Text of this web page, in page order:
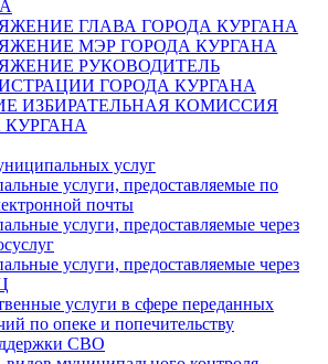
ГЛАВА ГОРОДА КУРГАНА
МЭР ГОРОДА КУРГАНА
РУКОВОДИТЕЛЬ
ГОРОДА КУРГАНА
ИЗБИРАТЕЛЬНАЯ КОМИССИЯ
КУРГАНА
услуг
услуги, предоставляемые по
почты
услуги, предоставляемые через
услуги, предоставляемые через
услуги в сфере переданных
по опеке и попечительству
СВО